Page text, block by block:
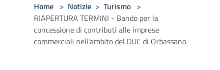
Home > Notizie > Turismo >
RIAPERTURA TERMINI - Bando per la
concessione di contributi alle imprese
commerciali nell'ambito del DUC di Orbassano